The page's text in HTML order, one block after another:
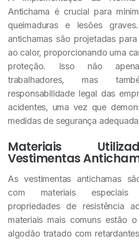
Antichama é crucial para
queimaduras e lesões
antichamas são projetadas
ao calor, proporcionando uma
proteção. Isso não
trabalhadores, mas
responsabilidade legal das
acidentes, uma vez que
medidas de segurança
Materiais
Vestimentas
As vestimentas antichamas
com materiais especiais
propriedades de resistência
materiais mais comuns estão
algodão tratado com